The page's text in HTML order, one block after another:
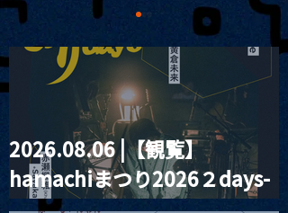
MoonRomantic
Channel1周年記念Live
2026.08.06 |【観覧】
hamachiまつり2026２days-